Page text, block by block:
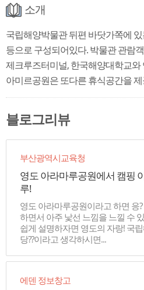
소개
국립해양박물관 뒤편 바닷가쪽에
등으로 구성되어있다. 박물관 관람
제크루즈터미널, 한국해양대학교와
아미르공원은 또다른 휴식공간을
블로그리뷰
부산광역시교육청
영도 아라마루공원에서 캠핑
루!
영도 아라마루공원이라고 하면 응
하면서 아주 낯선 느낌을 느낄 수
쉽게 설명하자면 영도의 자랑! 국
당??이라고 생각하시면...
에덴 정보창고